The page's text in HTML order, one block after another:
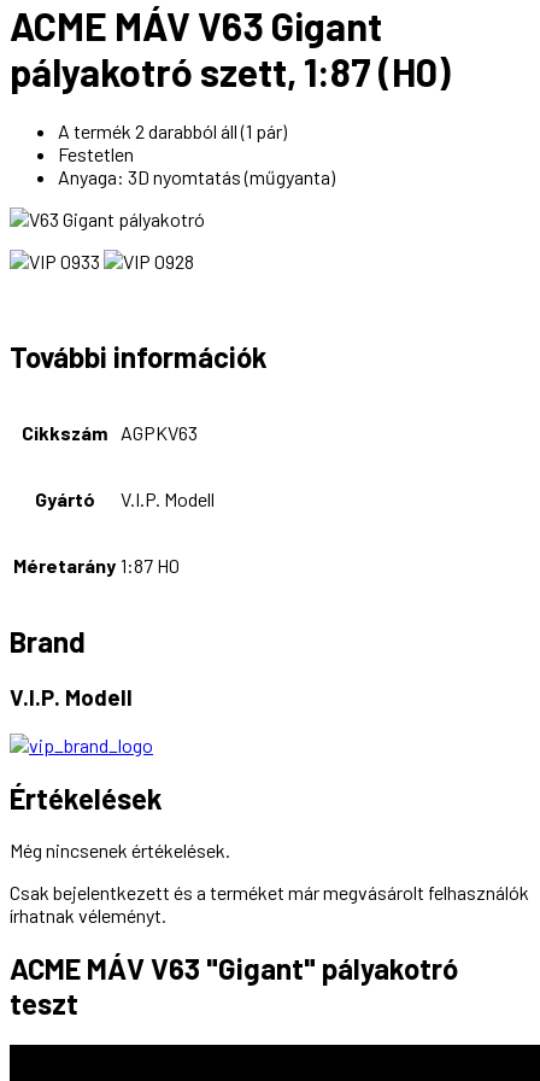
ACME MÁV V63 Gigant
pályakotró szett, 1:87 (H0)
A termék 2 darabból áll (1 pár)
Festetlen
Anyaga: 3D nyomtatás (műgyanta)
További információk
Cikkszám AGPKV63
Gyártó V.I.P. Modell
Méretarány 1:87 H0
Brand
V.I.P. Modell
Értékelések
Még nincsenek értékelések.
Csak bejelentkezett és a terméket már megvásárolt felhasználók
írhatnak véleményt.
ACME MÁV V63 "Gigant" pályakotró
teszt